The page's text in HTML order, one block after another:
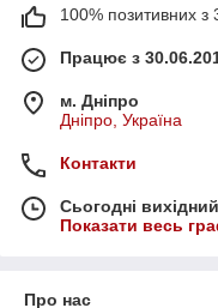
100% позитивних з
Працює з
м. Дніпро
Дніпро, Україна
Контакти
Сьогодні вихідний
Показати весь
Про нас